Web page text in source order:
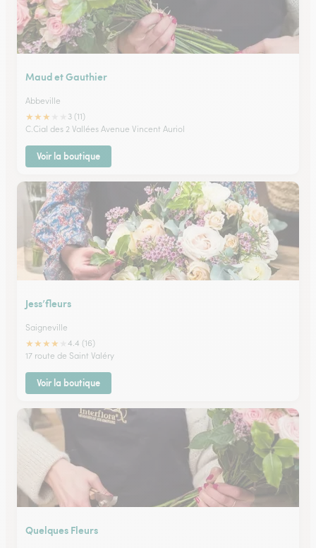
Maud et Gauthier
Abbeville
★★★
3 (11)
C.Cial des 2 Vallées Avenue Vincent Auriol
Voir la boutique
Jess’fleurs
Saigneville
★★★★
4.4 (16)
17 route de Saint Valéry
Voir la boutique
Quelques Fleurs